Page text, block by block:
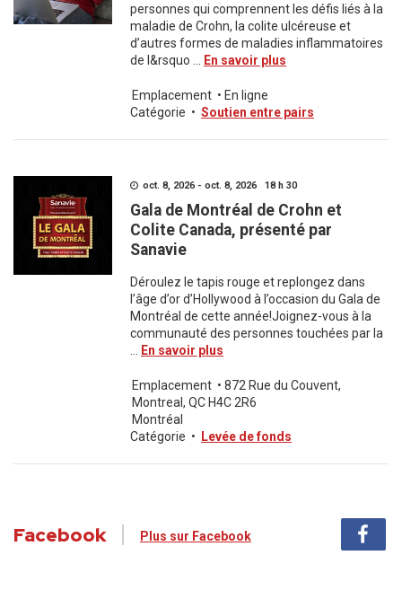
personnes qui comprennent les défis liés à la
maladie de Crohn, la colite ulcéreuse et
d’autres formes de maladies inflammatoires
de l&rsquo ...
En savoir plus
Emplacement • En ligne
Catégorie • Soutien entre pairs
oct. 8, 2026 - oct. 8, 2026 18 h 30
Gala de Montréal de Crohn et
Colite Canada, présenté par
Sanavie
Déroulez le tapis rouge et replongez dans
l’âge d’or d’Hollywood à l’occasion du Gala de
Montréal de cette année!Joignez-vous à la
communauté des personnes touchées par la
En savoir plus
Emplacement • 872 Rue du Couvent,
Montreal, QC H4C 2R6
Montréal
Catégorie • Levée de fonds
Facebook Plus sur Facebook